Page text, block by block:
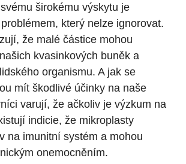
širokému výskytu je
který nelze ignorovat.
že malé částice mohou
kvasinkových buněk a
organismu. A jak se
mít škodlivé účinky na naše
varují, že ačkoliv je výzkum na
indicie, že mikroplasty
na imunitní systém a mohou
onemocněním.